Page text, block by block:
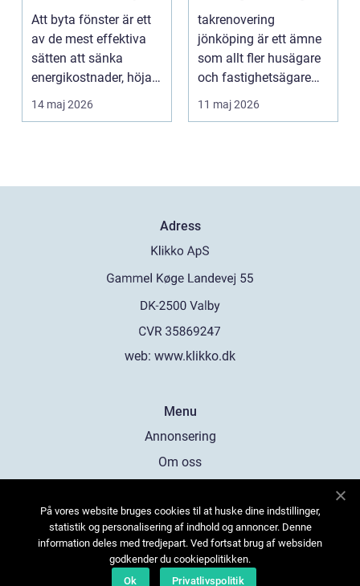
Att byta fönster är ett
av de mest effektiva
sätten att sänka
energikostnader, höja
komforten och ge...
14 maj 2026
livslängden på
sina tak
takrenovering
jönköping är ett ämne
som allt fler husägare
och fastighetsägare
intresserar sig för n...
11 maj 2026
Adress
web: www.klikko.dk
Menu
Annonsering
Om oss
Kontakta oss
Sitemap
På vores website bruges cookies til at huske dine indstillinger,
statistik og personalisering af indhold og annoncer. Denne
information deles med tredjepart. Ved fortsat brug af websiden
godkender du cookiepolitikken.
Ok
Privatlivspolitik